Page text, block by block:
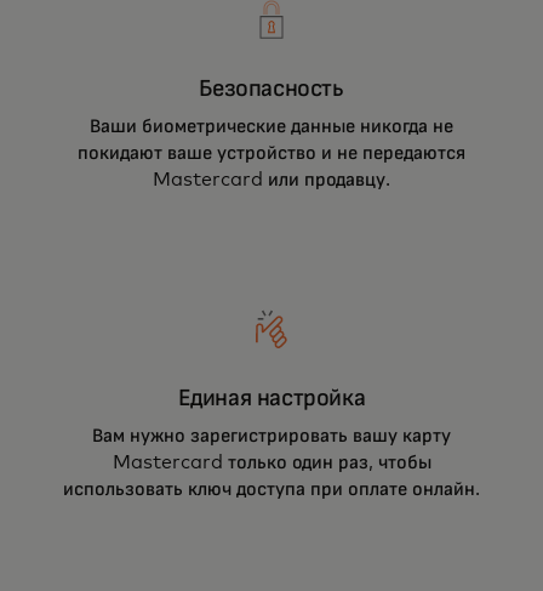
Ключи доступа для платежей позволяют вам
помощью отпечатка пальца, сканирования
лица или PIN-кода.
Безопасность
Ваши биометрические данные никогда не
покидают ваше устройство и не передаются
Mastercard или продавцу.
Единая настройка
Вам нужно зарегистрировать вашу карту
Mastercard только один раз, чтобы
использовать ключ доступа при оплате онлайн.